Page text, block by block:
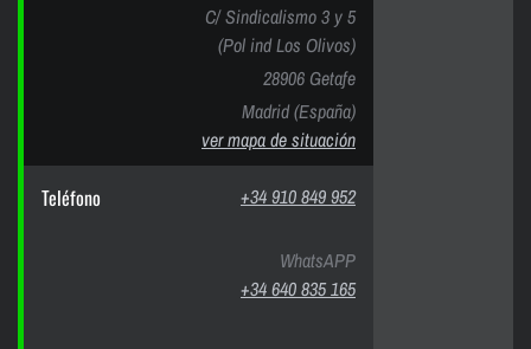
C/ Sindicalismo 3 y 5
(Pol ind Los Olivos)
28906 Getafe
Madrid (España)
ver mapa de situación
Teléfono +34 910 849 952
WhatsAPP
+34 640 835 165